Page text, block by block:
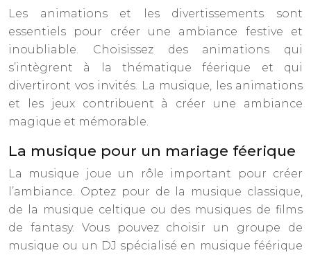
Les animations et les divertissements sont
essentiels pour créer une ambiance festive et
inoubliable. Choisissez des animations qui
s’intègrent à la thématique féerique et qui
divertiront vos invités. La musique, les animations
et les jeux contribuent à créer une ambiance
magique et mémorable.
La musique pour un mariage féerique
La musique joue un rôle important pour créer
l’ambiance. Optez pour de la musique classique,
de la musique celtique ou des musiques de films
de fantasy. Vous pouvez choisir un groupe de
musique ou un DJ spécialisé en musique féérique